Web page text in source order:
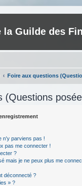
la Guilde des
Foire aux questions
(Questions
n’y parviens pas !
pas me connecter !
?
mais je ne peux plus me
déconnecté ?
» ?